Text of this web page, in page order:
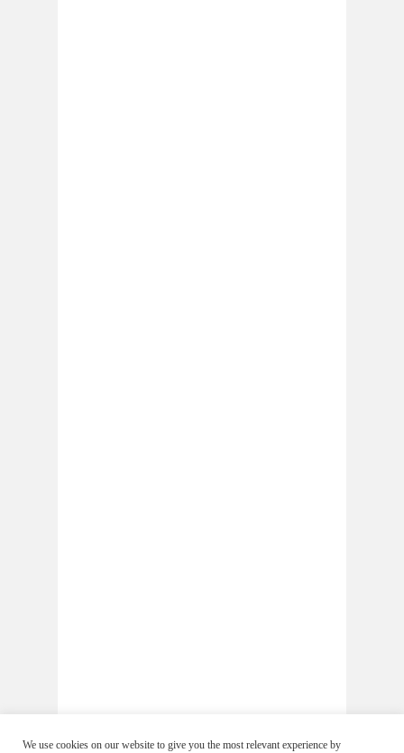
We use cookies on our website to give you the most relevant experience by